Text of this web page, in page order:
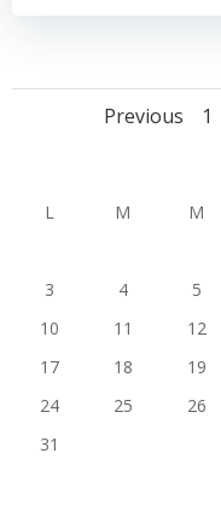
Posts
Previous 1
L
M M
3
4 5
10
11 12
17
18 19
24
25 26
31